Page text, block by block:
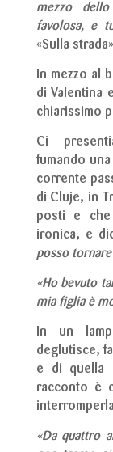
mezzo
favolosa, e
«Sulla
In mezzo al
di Valentina
chiarissimo
Ci
fumando
corrente
di Cluje, in
posti e
ironica, e
posso
«Ho bevuto
mia figlia è
In un
deglutisce,
e di quella
racconto è
«Da quattro